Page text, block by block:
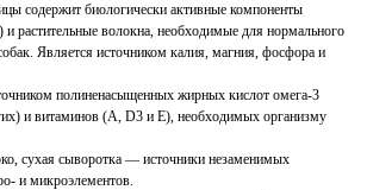
содержит биологически активные компоненты
растительные волокна, необходимые для нормального
Является источником калия, магния, фосфора и
полиненасыщенных жирных кислот омега-3
и витаминов (A, D3 и Е), необходимых организму
сухая сыворотка — источники незаменимых
и микроэлементов.